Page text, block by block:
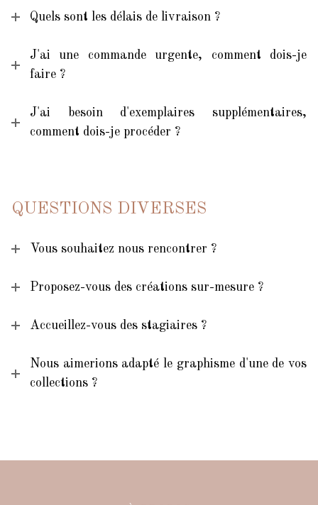
Quels sont les délais de livraison ?
J'ai une commande urgente, comment dois-je
faire ?
J'ai besoin d'exemplaires supplémentaires,
comment dois-je procéder ?
QUESTIONS DIVERSES
Vous souhaitez nous rencontrer ?
Proposez-vous des créations sur-mesure ?
Accueillez-vous des stagiaires ?
Nous aimerions adapté le graphisme d'une de vos
collections ?